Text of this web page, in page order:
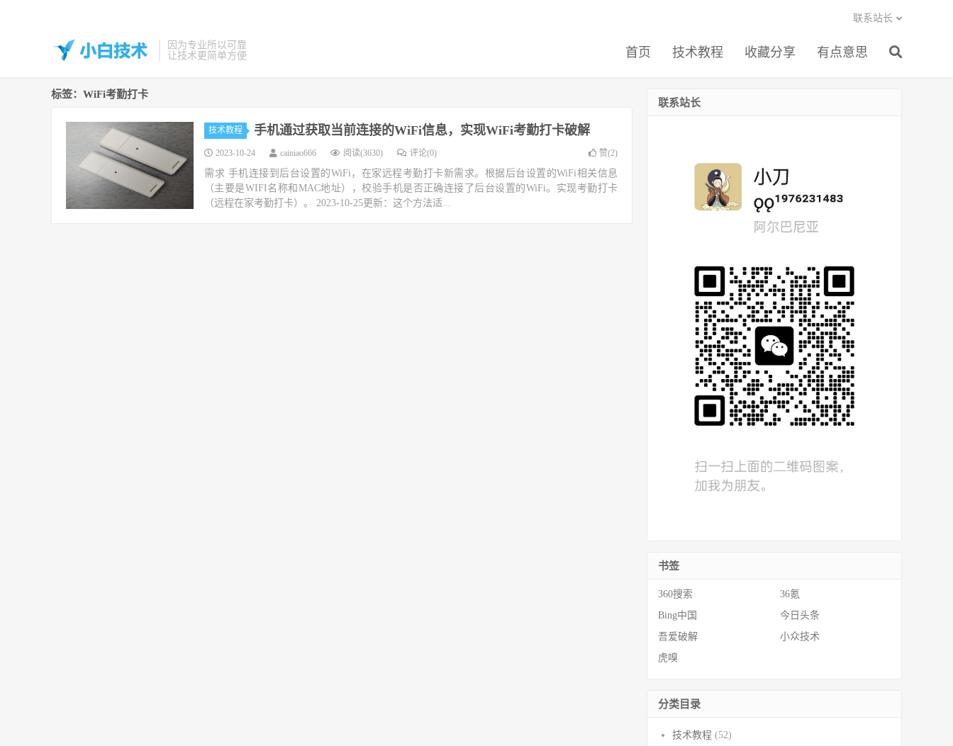
因为专业所以可靠
让技术更简单方便
首页 技术教程 收藏分享 有点意思
联系站长
标签：WiFi考勤打卡
技术教程 手机通过获取当前连接的WiFi信息，实现WiFi考勤打卡破解
2023-10-24 cainiao666 阅读(3630) 评论(0) 赞(2)
需求 手机连接到后台设置的WiFi，在家远程考勤打卡新需求。根据后台设置的WiFi相关信息
（主要是WIFI名称和MAC地址），校验手机是否正确连接了后台设置的WiFi。实现考勤打卡
（远程在家考勤打卡）。 2023-10-25更新：这个方法适...
联系站长
书签
360搜索
36氪
Bing中国
今日头条
吾爱破解
小众技术
虎嗅
分类目录
技术教程 (52)